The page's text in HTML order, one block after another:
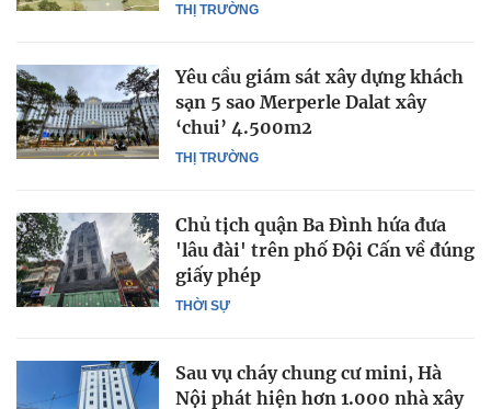
THỊ TRƯỜNG
THỊ TRƯỜNG
Yêu cầu giám sát xây dựng khách
sạn 5 sao Merperle Dalat xây
‘chui’ 4.500m2
THỜI SỰ
Chủ tịch quận Ba Đình hứa đưa
'lâu đài' trên phố Đội Cấn về đúng
giấy phép
Sau vụ cháy chung cư mini, Hà
Nội phát hiện hơn 1.000 nhà xây